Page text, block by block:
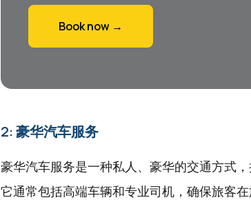
Book now →
2: 豪华汽车服务
豪华汽车服务是一种私人、豪华的交通方式，
它通常包括高端车辆和专业司机，确保旅客在